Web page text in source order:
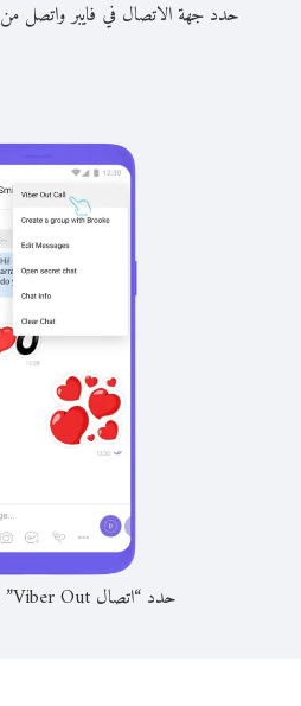
حدد جهة الاتصال في فايبر واتصل من
حدد “اتصال Viber Out” من عنوان المحادثة